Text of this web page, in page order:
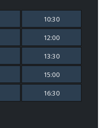
10:30
12:00
13:30
15:00
16:30